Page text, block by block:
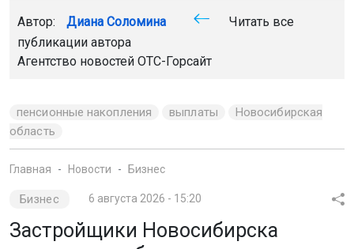
Автор: Диана Соломина
Читать все
публикации автора
Агентство новостей ОТС-Горсайт
пенсионные накопления выплаты
Новосибирская
область
Главная Новости Бизнес
Бизнес 6 августа 2026 - 15:20
Застройщики Новосибирска